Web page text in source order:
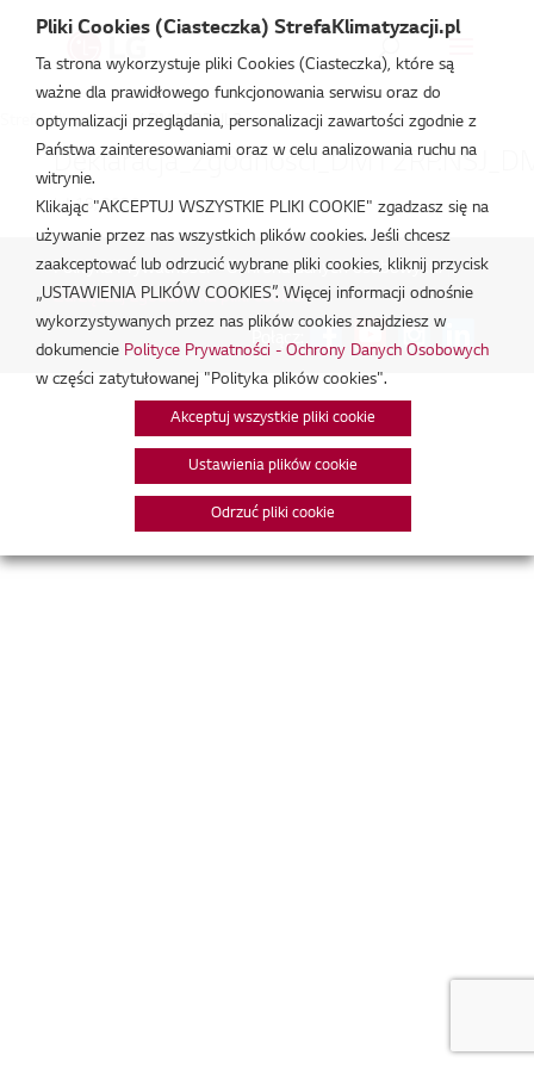
Strefa Klimatyzacji /DM12RP.UL2
lut 18, 2026
Polityka Prywatności - Ochrona danych osobowych.|
Zarządzaj zgodami na pliki cookie
Połącz:
Pliki Cookies (Ciasteczka) StrefaKlimatyzacji.pl
Ta strona wykorzystuje pliki Cookies (Ciasteczka), które są
ważne dla prawidłowego funkcjonowania serwisu oraz do
optymalizacji przeglądania, personalizacji zawartości zgodnie z
Państwa zainteresowaniami oraz w celu analizowania ruchu na
witrynie.
Klikając "AKCEPTUJ WSZYSTKIE PLIKI COOKIE" zgadzasz się na
używanie przez nas wszystkich plików cookies. Jeśli chcesz
zaakceptować lub odrzucić wybrane pliki cookies, kliknij przycisk
„USTAWIENIA PLIKÓW COOKIES”. Więcej informacji odnośnie
wykorzystywanych przez nas plików cookies znajdziesz w
dokumencie Polityce Prywatności - Ochrony Danych Osobowych
w części zatytułowanej "Polityka plików cookies".
Akceptuj wszystkie pliki cookie
Ustawienia plików cookie
Odrzuć pliki cookie